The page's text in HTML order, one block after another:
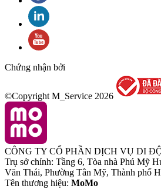
Chứng nhận bởi
©Copyright M_Service 2026
CÔNG TY CỔ PHẦN DỊCH VỤ DI
Trụ sở chính: Tầng 6, Tòa nhà Phú Mỹ
Văn Thái, Phường Tân Mỹ, Thành phố
Tên thương hiệu: MoMo